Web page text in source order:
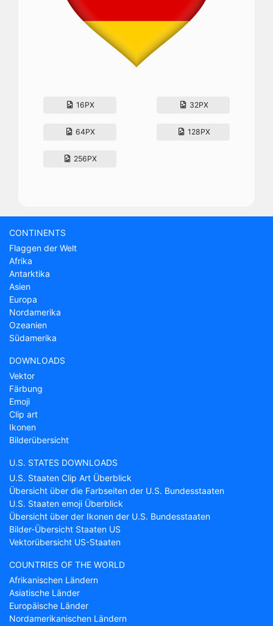
16PX 32PX
64PX 128PX
256PX
CONTINENTS
Flaggen der Welt
Afrika
Antarktika
Asien
Europa
Nordamerika
Ozeanien
Südamerika
DOWNLOADS
Vektor
Färbung
Emoji
Clip art
Ikonen
Bilderübersicht
U.S. STATES DOWNLOADS
U.S. Staaten Clip Art Überblick
Übersicht über die Farbseiten der U.S. Bundesstaaten
U.S. Staaten emoji Überblick
Übersicht über der Ikonen der U.S. Bundesstaaten
Bilder-Übersicht Staaten US
Vektorübersicht US-Staaten
COUNTRIES OF THE WORLD
Afrikanischen Ländern
Asiatische Länder
Europäische Länder
Nordamerikanischen Ländern